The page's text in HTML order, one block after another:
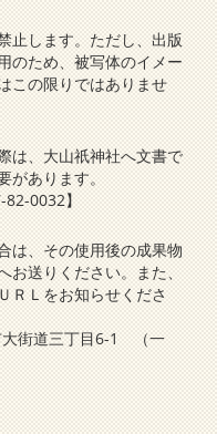
止します。ただし、出版
のため、被写体のイメー
この限りではありませ
は、大山祇神社へ文書で
あります。
0032】
は、その使用後の成果物
送りください。また、
ＲＬをお知らせくださ
街道三丁目6-1 （一